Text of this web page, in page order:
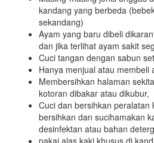
kandang yang berbeda
sekandang)
Ayam yang baru dibeli
dan jika terlihat ayam sakit
Cuci tangan dengan sabun
Hanya menjual atau membeli
Membersihkan halaman
kotoran dibakar atau dikubur,
Cuci dan bersihkan peralatan
bersihkan dan sucihamakan
desinfektan atau bahan